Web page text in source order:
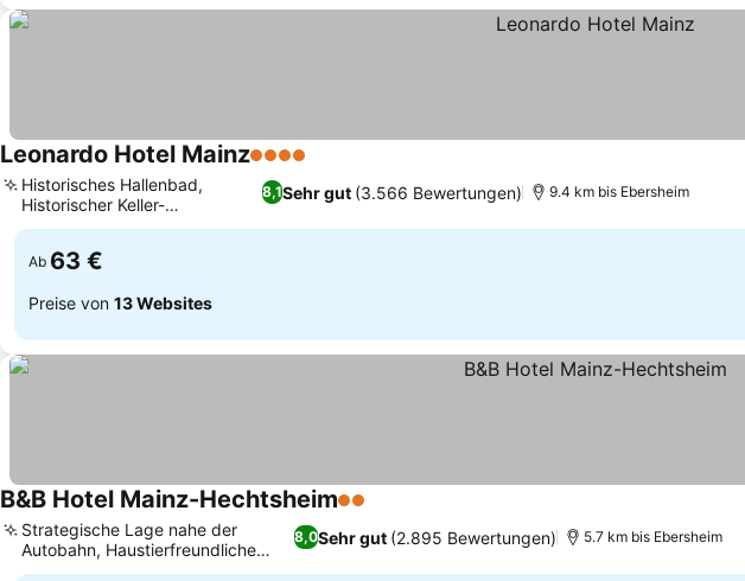
Leonardo Hotel Mainz4 Sterne
8,1Sehr gut (3.566 Bewertungen)
Historisches Hallenbad,
Historischer Keller-
Wellnessbereich
9.4 km bis Ebersheim
Ab 63 €
Preise von 13 Websites
B&B Hotel Mainz-Hechtsheim2 Sterne
8,0Sehr gut (2.895 Bewertungen)
Strategische Lage nahe der
Autobahn, Haustierfreundliche
Unterkunft
5.7 km bis Ebersheim